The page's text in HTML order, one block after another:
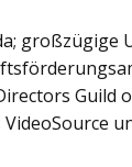
Guild